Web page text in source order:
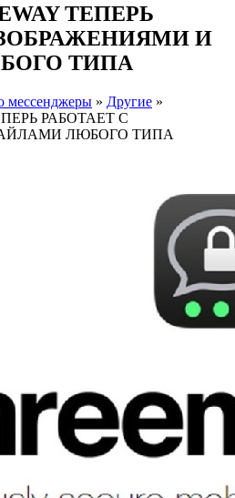
ТЕПЕРЬ
И
ТИПА
мессенджеры » Другие »
РАБОТАЕТ С
ЛЮБОГО ТИПА